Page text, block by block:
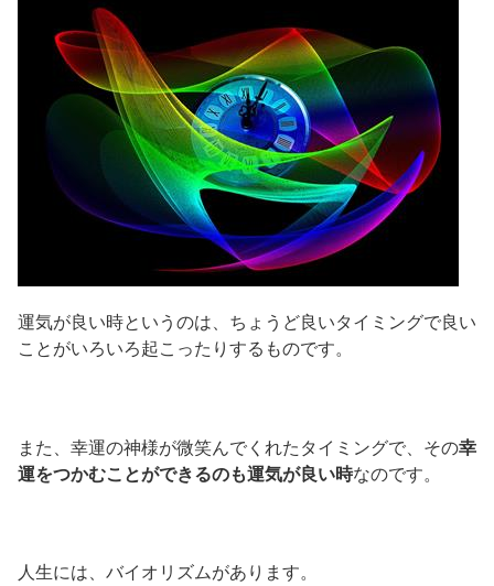
運気が良い時というのは、ちょうど良いタイミングで良い
ことがいろいろ起こったりするものです。
また、幸運の神様が微笑んでくれたタイミングで、その幸
運をつかむことができるのも運気が良い時なのです。
人生には、バイオリズムがあります。